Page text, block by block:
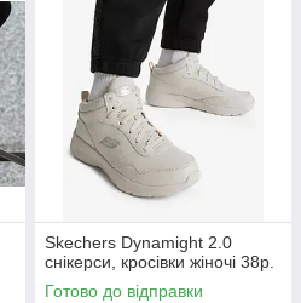
Skechers Dynamight 2.0
снікерси, кросівки жіночі 38р.
Готово до відправки